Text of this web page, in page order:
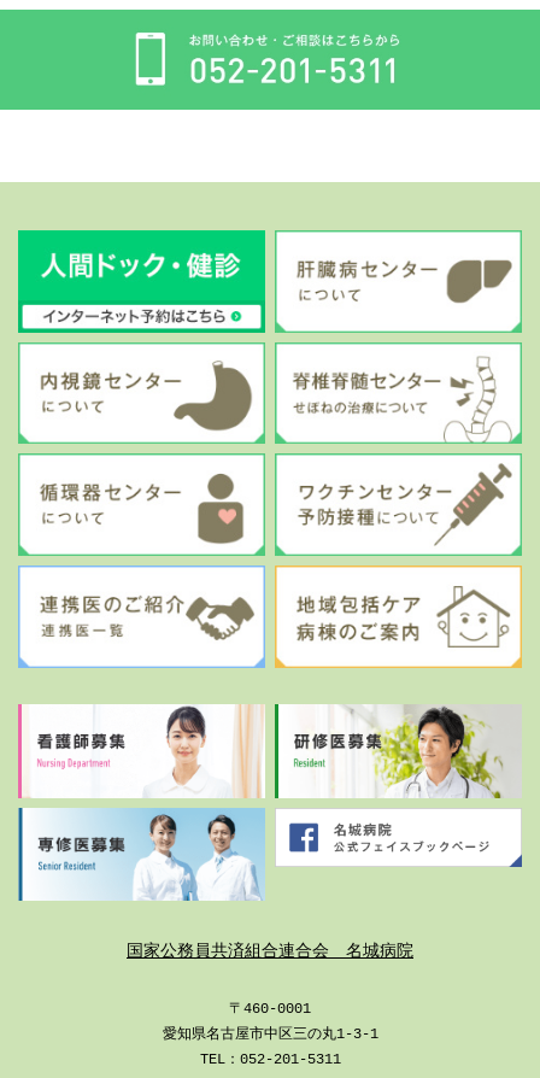
国家公務員共済組合連合会 名城病院
〒460-0001
愛知県名古屋市中区三の丸1-3-1
TEL：052-201-5311